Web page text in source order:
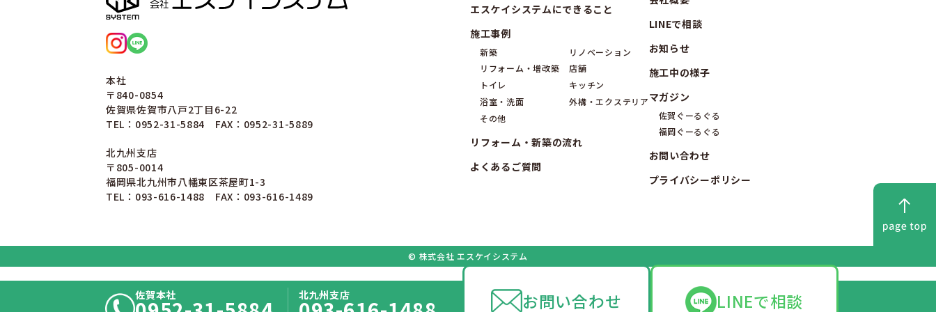
佐賀本社 北九州支店 お問い合わせ LINEで相談
本社
〒840-0854
佐賀県佐賀市八戸2丁目6-22
TEL：0952-31-5884 FAX：0952-31-5889
北九州支店
〒805-0014
福岡県北九州市八幡東区茶屋町1-3
TEL：093-616-1488 FAX：093-616-1489
エスケイシステムにできること
施工事例
新築
リフォーム・増改築
トイレ
浴室・洗面
その他
リノベーション
店舗
キッチン
外構・エクステリア
リフォーム・新築の流れ
よくあるご質問
LINEで相談
お知らせ
施工中の様子
マガジン
佐賀ぐーるぐる
福岡ぐーるぐる
お問い合わせ
プライバシーポリシー
© 株式会社 エスケイシステム